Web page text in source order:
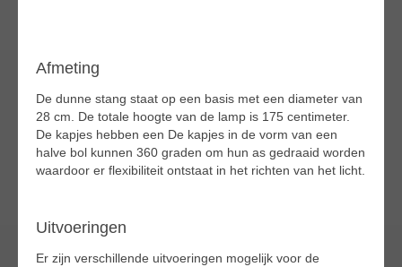
Afmeting
De dunne stang staat op een basis met een diameter van
28 cm. De totale hoogte van de lamp is 175 centimeter.
De kapjes hebben een De kapjes in de vorm van een
halve bol kunnen 360 graden om hun as gedraaid worden
waardoor er flexibiliteit ontstaat in het richten van het licht.
Uitvoeringen
Er zijn verschillende uitvoeringen mogelijk voor de